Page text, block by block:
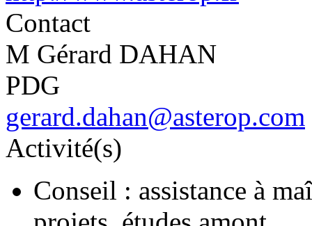
Contact
M Gérard DAHAN
PDG
gerard.dahan@asterop.com
Activité(s)
Conseil : assistance à